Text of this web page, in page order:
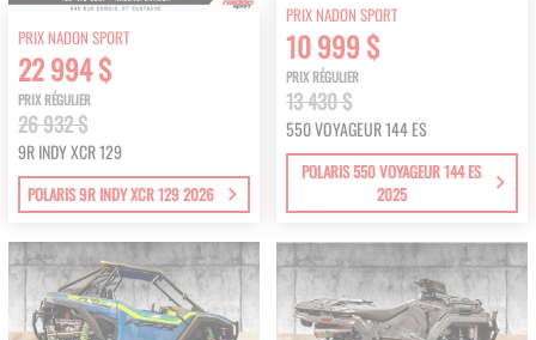
PRIX NADON SPORT
22 994 $
PRIX RÉGULIER
26 932 $
9R INDY XCR 129
POLARIS 9R INDY XCR 129 2026
PRIX NADON SPORT
10 999 $
PRIX RÉGULIER
13 430 $
550 VOYAGEUR 144 ES
POLARIS 550 VOYAGEUR 144 ES
2025